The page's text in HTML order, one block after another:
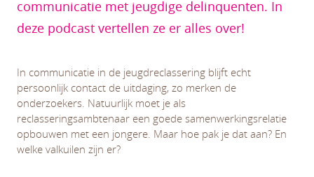
communicatie met jeugdige delinquenten. In
deze podcast vertellen ze er alles over!
In communicatie in de jeugdreclassering blijft echt
persoonlijk contact de uitdaging, zo merken de
onderzoekers. Natuurlijk moet je als
reclasseringsambtenaar een goede samenwerkingsrelatie
opbouwen met een jongere. Maar hoe pak je dat aan? En
welke valkuilen zijn er?